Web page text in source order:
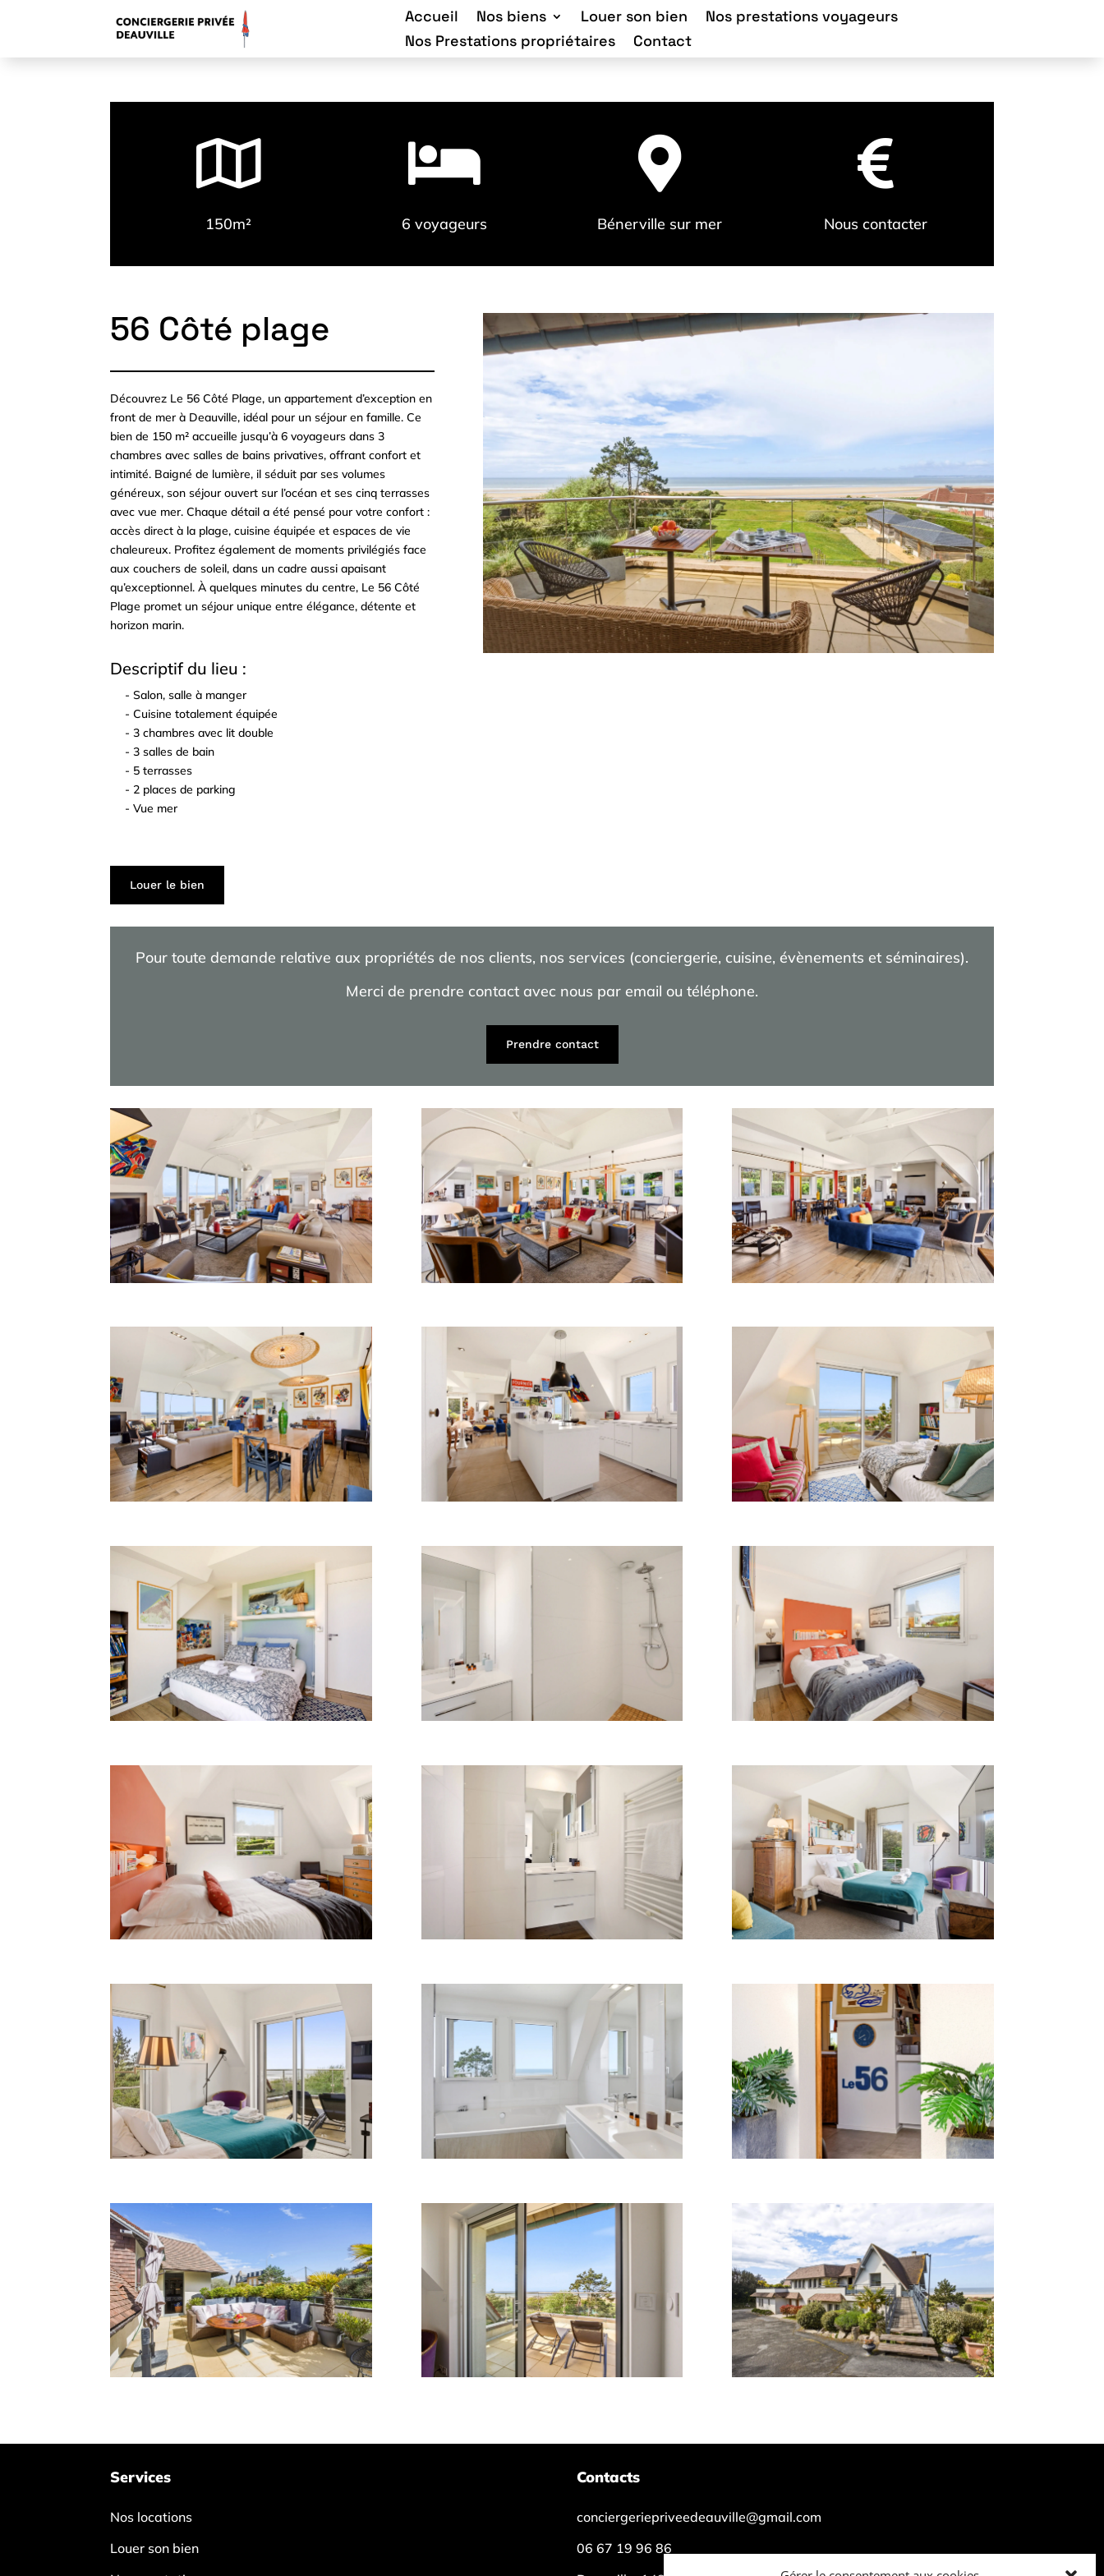
Accueil Nos biens Louer son bien
Nos prestations voyageurs
Nos Prestations propriétaires
Contact

150m²

6 voyageurs

Bénerville sur mer

Nous contacter
56 Côté plage
Découvrez Le 56 Côté Plage, un appartement d’exception en
front de mer à Deauville, idéal pour un séjour en famille. Ce
bien de 150 m² accueille jusqu’à 6 voyageurs dans 3
chambres avec salles de bains privatives, offrant confort et
intimité. Baigné de lumière, il séduit par ses volumes
généreux, son séjour ouvert sur l’océan et ses cinq terrasses
avec vue mer. Chaque détail a été pensé pour votre confort :
accès direct à la plage, cuisine équipée et espaces de vie
chaleureux. Profitez également de moments privilégiés face
aux couchers de soleil, dans un cadre aussi apaisant
qu’exceptionnel. À quelques minutes du centre, Le 56 Côté
Plage promet un séjour unique entre élégance, détente et
horizon marin.
Descriptif du lieu :
- Salon, salle à manger
- Cuisine totalement équipée
- 3 chambres avec lit double
- 3 salles de bain
- 5 terrasses
- 2 places de parking
- Vue mer
Louer le bien
Pour toute demande relative aux propriétés de nos clients, nos services (conciergerie, cuisine, évènements et séminaires).
Merci de prendre contact avec nous par email ou téléphone.
Prendre contact
Services
Nos locations
Louer son bien
Contacts
conciergeriepriveedeauville@gmail.com
06 67 19 96 86